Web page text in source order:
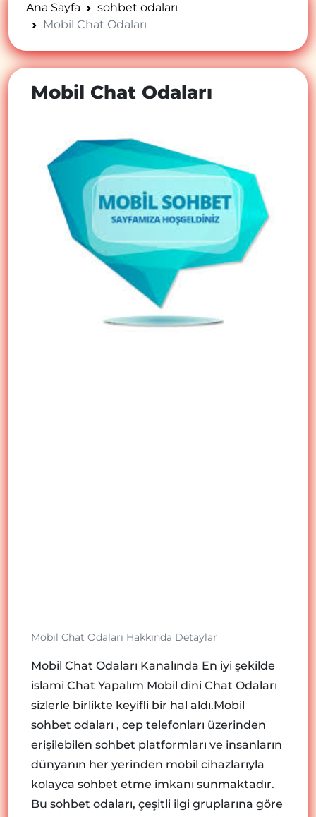
Ana Sayfa
sohbet odaları
Mobil Chat Odaları
Mobil Chat Odaları
Mobil Chat Odaları Hakkında Detaylar
Mobil Chat Odaları Kanalında En iyi şekilde
islami Chat Yapalım Mobil dini Chat Odaları
sizlerle birlikte keyifli bir hal aldı.Mobil
sohbet odaları , cep telefonları üzerinden
erişilebilen sohbet platformları ve insanların
dünyanın her yerinden mobil cihazlarıyla
kolayca sohbet etme imkanı sunmaktadır.
Bu sohbet odaları, çeşitli ilgi gruplarına göre